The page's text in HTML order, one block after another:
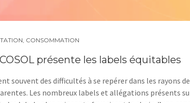
CONSOMMATION
présente les labels équitables
souvent des difficultés à se repérer dans les rayons
Les nombreux labels et allégations présents